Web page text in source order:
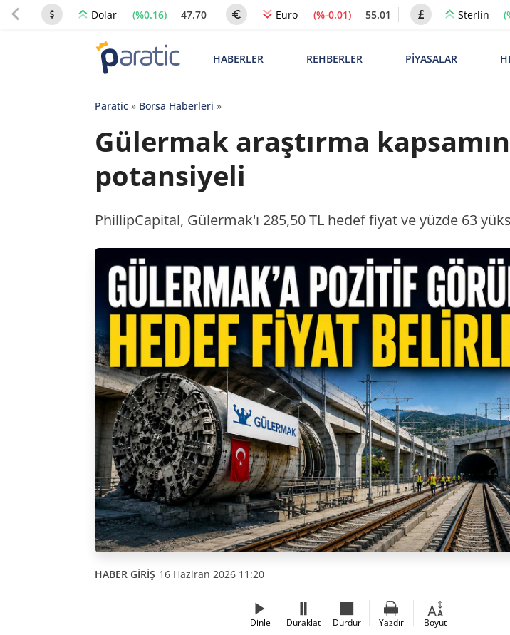
Dolar (%0.16) 47.70 Euro (%-0.01) 55.01 Sterlin
HABERLER REHBERLER PİYASALAR
Paratic» Borsa Haberleri »
Gülermak araştırma
potansiyeli
PhillipCapital, Gülermak'ı 285,50 TL hedef fiyat ve yüzde 63
HABER GİRİŞ 16 Haziran 2026 11:20
Dinle Duraklat Durdur Yazdır Boyut